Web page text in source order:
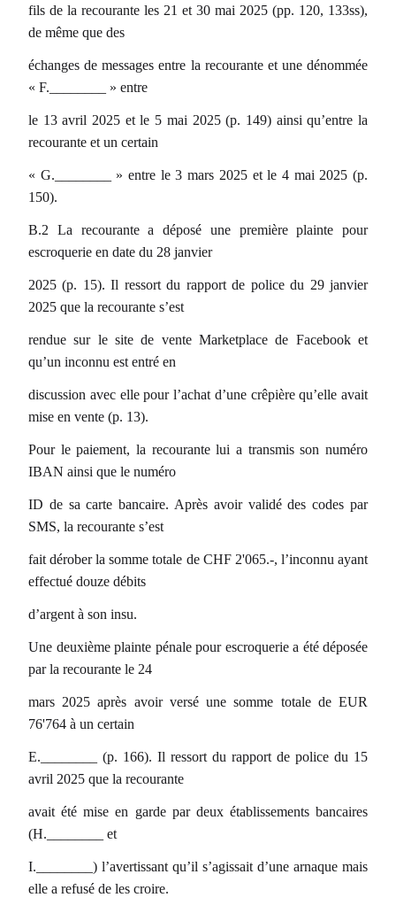
fils de la recourante les 21 et 30 mai 2025 (pp. 120, 133ss),
de même que des
échanges de messages entre la recourante et une dénommée
« F.________ » entre
le 13 avril 2025 et le 5 mai 2025 (p. 149) ainsi qu’entre la
recourante et un certain
« G.________ » entre le 3 mars 2025 et le 4 mai 2025 (p.
150).
B.2 La recourante a déposé une première plainte pour
escroquerie en date du 28 janvier
2025 (p. 15). Il ressort du rapport de police du 29 janvier
2025 que la recourante s’est
rendue sur le site de vente Marketplace de Facebook et
qu’un inconnu est entré en
discussion avec elle pour l’achat d’une crêpière qu’elle avait
mise en vente (p. 13).
Pour le paiement, la recourante lui a transmis son numéro
IBAN ainsi que le numéro
ID de sa carte bancaire. Après avoir validé des codes par
SMS, la recourante s’est
fait dérober la somme totale de CHF 2'065.-, l’inconnu ayant
effectué douze débits
d’argent à son insu.
Une deuxième plainte pénale pour escroquerie a été déposée
par la recourante le 24
mars 2025 après avoir versé une somme totale de EUR
76'764 à un certain
E.________ (p. 166). Il ressort du rapport de police du 15
avril 2025 que la recourante
avait été mise en garde par deux établissements bancaires
(H.________ et
I.________) l’avertissant qu’il s’agissait d’une arnaque mais
elle a refusé de les croire.